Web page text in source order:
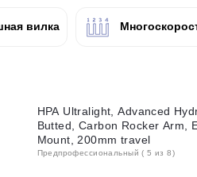
вилка
HPA Ultralight, Advanced
Butted, Carbon Rocker Arm,
Mount, 200mm travel
Предпрофессиональный ( 5 из 8)